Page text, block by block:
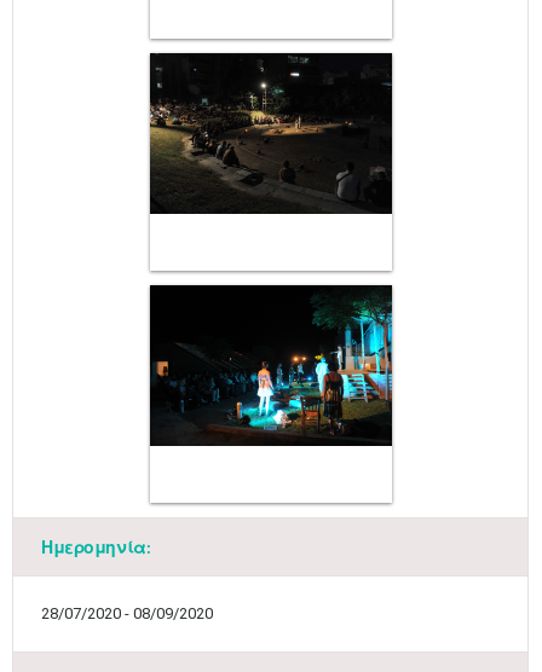
Ημερομηνία:
28/07/2020 - 08/09/2020